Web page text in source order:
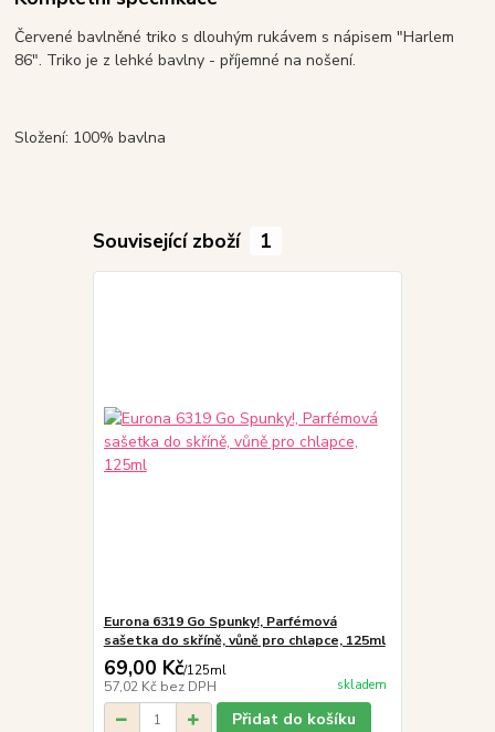
Červené bavlněné triko s dlouhým rukávem s nápisem "Harlem
86". Triko je z lehké bavlny - příjemné na nošení.
Složení: 100% bavlna
Související zboží 1
Eurona 6319 Go Spunky!, Parfémová
sašetka do skříně, vůně pro chlapce, 125ml
69,00 Kč/125ml
57,02 Kč bez DPH skladem
Přidat do košíku